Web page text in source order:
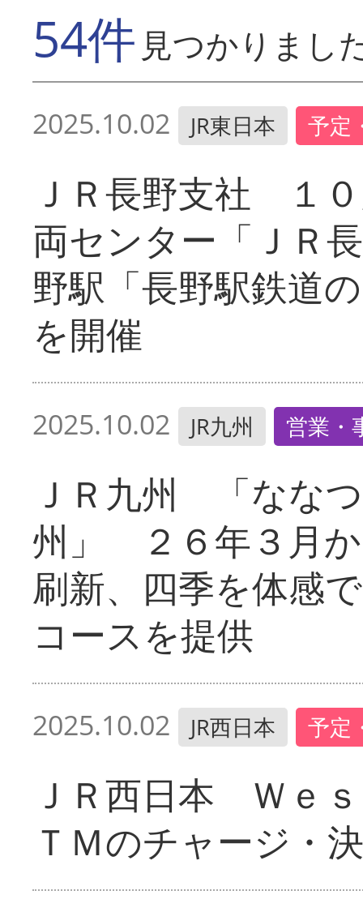
54件 見つかりまし
2025.10.02 JR東日本 予定
ＪＲ長野支社 １
両センター「ＪＲ
野駅「長野駅鉄道
を開催
2025.10.02 JR九州 営業・
ＪＲ九州 「なな
州」 ２６年３月
刷新、四季を体感
コースを提供
2025.10.02 JR西日本 予定
ＪＲ西日本 Ｗｅ
ＴＭのチャージ・